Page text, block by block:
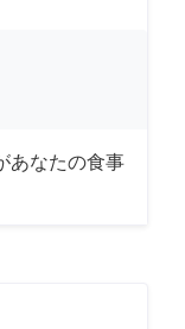
あなたの食事